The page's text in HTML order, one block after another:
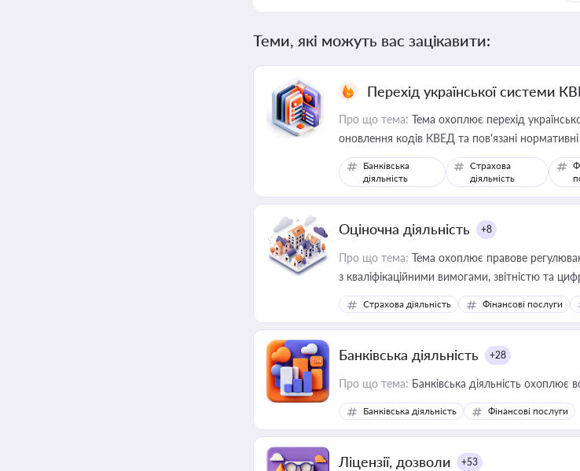
Теми, які можуть вас зацікавити:
Перехід української системи
Про що тема: Тема охоплює перехід
оновлення кодів КВЕД та пов'язані нормативні
Банківська
діяльність
Страхова
діяльність
Оціночна діяльність +8
Про що тема: Тема охоплює правове
з кваліфікаційними вимогами, звітністю та
медійних змін у цій сфері корисне для
приватизації, оренди державного майна,
Страхова діяльність Фінансові послуги
Банківська діяльність +28
Про що тема: Банківська діяльність охоплює
Банківська діяльність Фінансові послуги
Ліцензії, дозволи +53